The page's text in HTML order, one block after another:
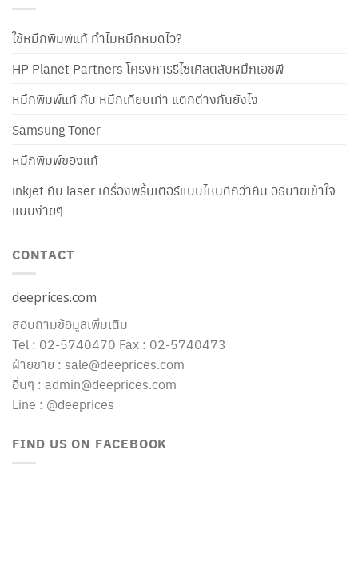
ใช้หมึกพิมพ์แท้ ทำไมหมึกหมดไว?
HP Planet Partners โครงการรีไซเคิลตลับหมึกเอชพี
หมึกพิมพ์แท้ กับ หมึกเทียบเท่า แตกต่างกันยังไง
Samsung Toner
หมึกพิมพ์ของแท้
inkjet กับ laser เครื่องพริ้นเตอร์แบบไหนดีกว่ากัน อธิบายเข้าใจ
แบบง่ายๆ
CONTACT
deeprices.com
สอบถามข้อมูลเพิ่มเติม
Tel : 02-5740470 Fax : 02-5740473
ฝ่ายขาย : sale@deeprices.com
อื่นๆ : admin@deeprices.com
Line : @deeprices
FIND US ON FACEBOOK